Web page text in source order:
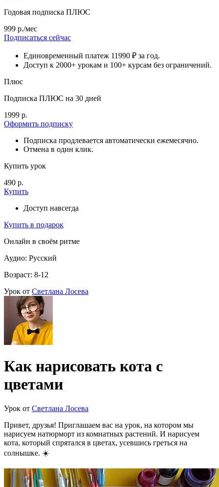
Годовая подписка ПЛЮС
999 р./мес
Подписаться сейчас
Единовременный платеж 11990 ₽ за год.
Доступ к 2000+ урокам и 100+ курсам без ограничений.
Плюс
Подписка ПЛЮС на 30 дней
1999 р.
Оформить подписку
Подписка продлевается автоматически ежемесячно.
Отмена в один клик.
Купить урок
490 р.
Купить
Доступ навсегда
Купить в подарок
Онлайн в своём ритме
Аудио: Русский
Возраст: 8-12
Урок от Светлана Лосева
Как нарисовать кота с
цветами
Урок от Светлана Лосева
Привет, друзья! Приглашаем вас на урок, на котором мы
нарисуем натюрморт из комнатных растений. И нарисуем
кота, который спрятался в цветах, усевшись греться на
солнышке. ☀️